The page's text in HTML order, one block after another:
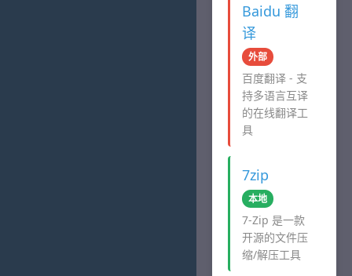
Baidu 翻
译
外部
百度翻译 - 支
持多语言互译
的在线翻译工
具
7zip
本地
7-Zip 是一款
开源的文件压
缩/解压工具